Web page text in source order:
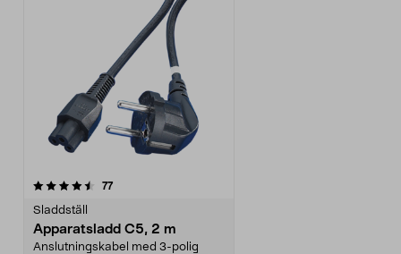
77recensioner
Sladdställ
Apparatsladd C5, 2 m
Anslutningskabel med 3-polig